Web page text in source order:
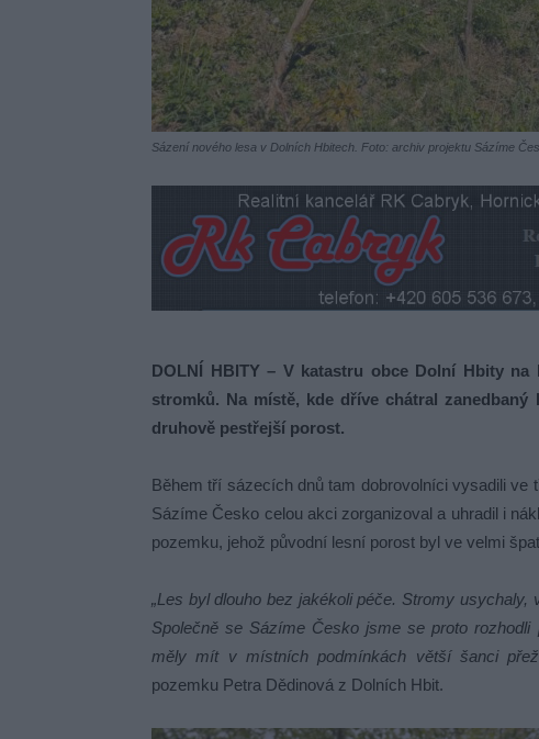
Sázení nového lesa v Dolních Hbitech. Foto: archiv projektu Sázíme
DOLNÍ HBITY – V katastru obce Dolní Hbity
stromků. Na místě, kde dříve chátral
druhově pestřejší porost.
Během tří sázecích dnů tam dobrovolníci vysadili
Sázíme Česko celou akci zorganizoval a uhradil i
pozemku, jehož původní lesní porost byl ve velmi
„Les byl dlouho bez jakékoli péče. Stromy
Společně se Sázíme Česko jsme se proto
měly mít v místních podmínkách větší šanci
pozemku Petra Dědinová z Dolních Hbit.